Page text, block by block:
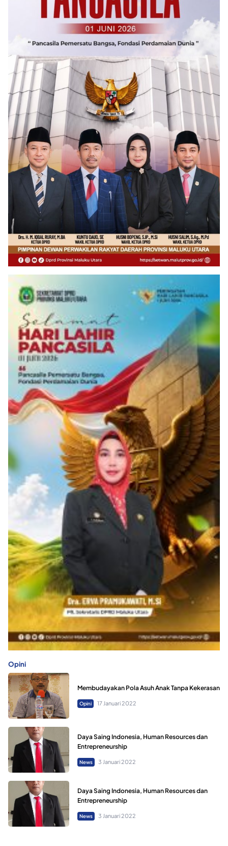
Opini
Membudayakan Pola Asuh Anak Tanpa Kekerasan
Opini 17 Januari 2022
Daya Saing Indonesia, Human Resources dan
Entrepreneurship
News 3 Januari 2022
Daya Saing Indonesia, Human Resources dan
Entrepreneurship
News 3 Januari 2022